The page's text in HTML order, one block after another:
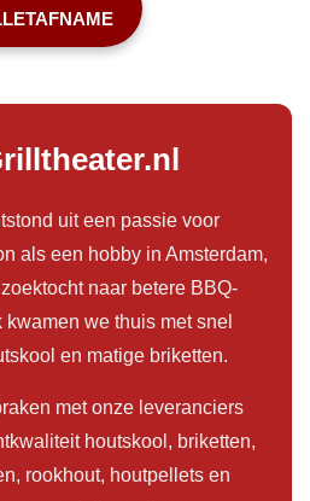
uit een passie voor
als een hobby in Amsterdam,
naar betere BBQ-
kwamen we thuis met snel
en matige briketten.
met onze leveranciers
houtskool, briketten,
rookhout, houtpellets en